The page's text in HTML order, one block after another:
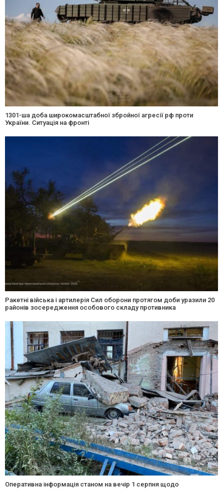
1301-ша доба широкомасштабної збройної агресії рф проти
України. Ситуація на фронті
Ракетні війська і артилерія Сил оборони протягом доби уразили 20
районів зосередження особового складу противника
Оперативна інформація станом на вечір 1 серпня щодо